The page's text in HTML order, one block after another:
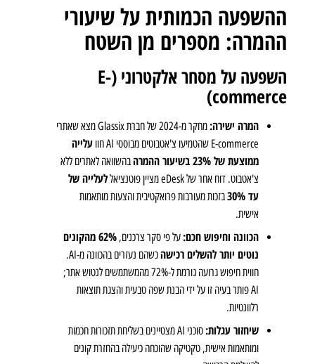
ההשפעה הכמותית על שיעורי
ההמרה: מספרים מן השטח
השפעה על מסחר אלקטרוני (E-
commerce)
המרה ישירה:
מחקר מ-2024 של חברת Glassix מצא שאתרי
E-commerce שהטמיעו צ'אטבוטים מבוססי AI חוו
עלייה
ממוצעת של 23% בשיעור ההמרה
בהשוואה לאתרים ללא
צ'אטבוט. דוח אחר של eDesk מציין פוטנציאל
לעלייה של
עד 30%
בזכות מעורבות פרואקטיבית והצעות מותאמות
אישית.
הכוונה וחיפוש חכם: על פי סקר צרכנים,
62% מהקונים
נוטים יותר להשלים רכישה
כשהם נעזרים בהכוונה מ-AI.
חווית חיפוש גרועה גורמת ל-72% מהמשתמשים לנטוש אתר;
AI פותר בעיה זו על ידי הבנת שפה טבעית והצגת תוצאות
רלוונטיות.
שיחזור עגלות:
סוכני AI מצטיינים בשליחת תזכורות חכמות
ומותאמות אישית, טקטיקה שהוכחה כיעילה בהחזרת קונים